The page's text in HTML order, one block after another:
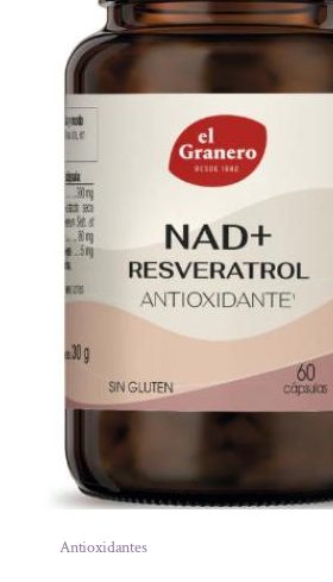
Antioxidantes